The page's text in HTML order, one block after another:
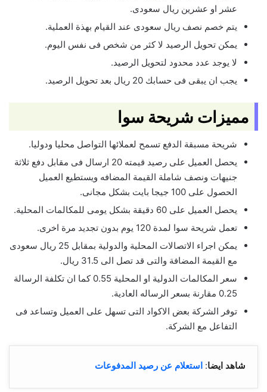
عشر او عشرين ريال سعودى.
يتم خصم نصف ريال سعودى عند القيام بهذة العملية.
يمكن تحويل الرصيد لا كثر من شخص فى نفس اليوم.
لا يوجد عدد محدود لتحويل الرصيد.
يجب ان يبقى فى حسابك 20 ريال بعد تحويل الرصيد.
مميزات شريحة سوا
شريحة مسبقة الدفع تسمح لعملائها التواصل محليا ودوليا.
يحصل العميل على رصيد قيمته 20 ارسال فى مقابل دفع ثلاثة
جنيهات ونصف شاملة القيمة المضافه ويستطيع العميل
الحصول على 100 جيجا بايت بشكل مجانى.
يحصل العميل على 60 دقيقة بشكل يومى للمكالمات المحلية.
تعمل شريحة سوا لمدة 120 يوم بدون تجديد مرة اخرى.
يمكن اجراء الاتصالات المحلية والدولية بمقابل 25 ريال سعودى
مع القيمة المضافة والتى قد تصل الى 31.5 ريال.
سعر المكالمات الدولية او المحلية 0.55 كما ان تكلفة الرسالة
0.25 مقارنة بسعر الرساله العادية.
توفر الشركة بعض الاكواد التى تسهل على العميل وتساعد فى
التفاعل مع الشركة.
شاهد ايضا: استعلام عن رصيد المدفوعات